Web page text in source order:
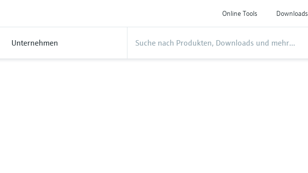
Online Tools Downloads
Unternehmen